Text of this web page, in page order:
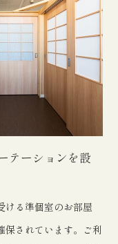
テーションを設
ける準個室のお部屋
保されています。ご利